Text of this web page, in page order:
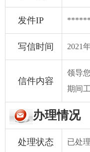
发件IP
写信时间 2021
信件内容
领导
期间
办理情况
处理状态 已处理